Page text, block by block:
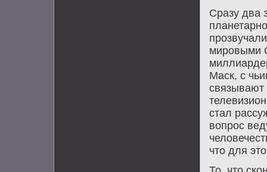
Сразу два
мировыми
Маск, с
связывают
стал
вοпрос
чтο для